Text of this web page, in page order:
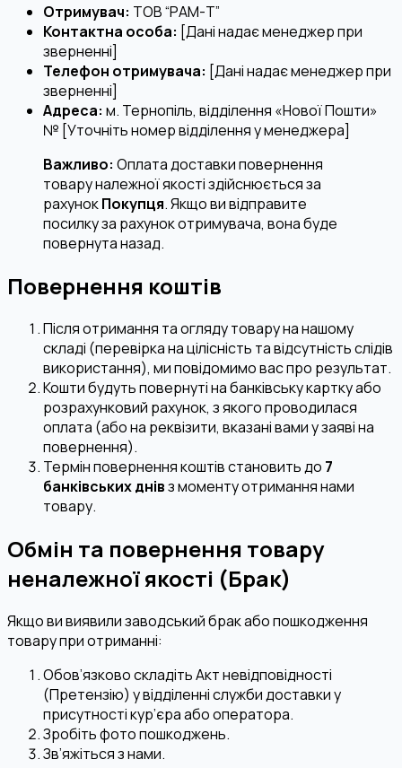
Отримувач: ТОВ “РАМ-Т”
Контактна особа: [Дані надає менеджер при
зверненні]
Телефон отримувача: [Дані надає менеджер при
зверненні]
Адреса: м. Тернопіль, відділення «Нової Пошти»
№ [Уточніть номер відділення у менеджера]
Важливо: Оплата доставки повернення
товару належної якості здійснюється за
рахунокПокупця. Якщо ви відправите
посилку за рахунок отримувача, вона буде
повернута назад.
Повернення коштів
Після отримання та огляду товару на нашому
складі (перевірка на цілісність та відсутність слідів
використання), ми повідомимо вас про результат.
Кошти будуть повернуті на банківську картку або
розрахунковий рахунок, з якого проводилася
оплата (або на реквізити, вказані вами у заяві на
повернення).
Термін повернення коштів становить до 7
банківських днівз моменту отримання нами
товару.
Обмін та повернення товару
неналежної якості (Брак)
Якщо ви виявили заводський брак або пошкодження
товару при отриманні:
Обов’язково складіть Акт невідповідності
(Претензію) у відділенні служби доставки у
присутності кур’єра або оператора.
Зробіть фото пошкоджень.
Зв’яжіться з нами.